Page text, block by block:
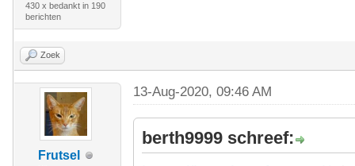
430 x bedankt in 190
berichten
Zoek
Frutsel
13-Aug-2020, 09:46 AM
berth9999 schreef: